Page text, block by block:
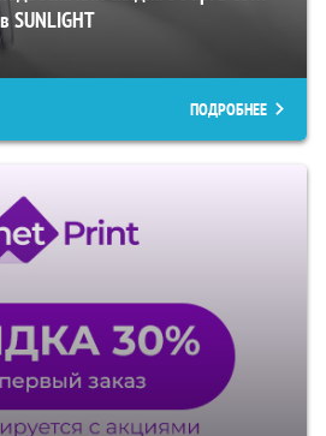
SUNLIGHT
ПОДРОБНЕЕ